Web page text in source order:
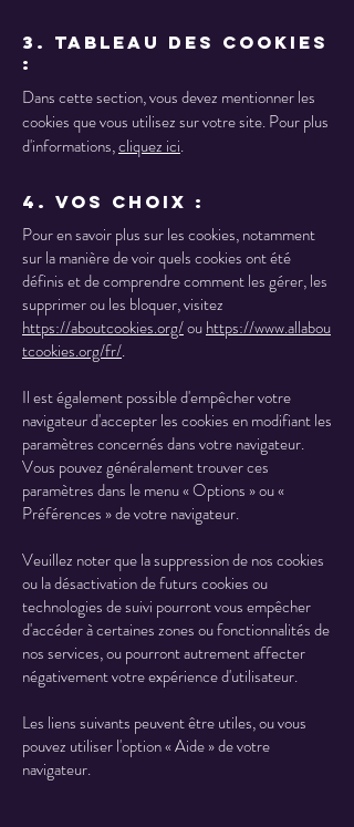
3. Tableau des cookies
:
Dans cette section, vous devez mentionner les
cookies que vous utilisez sur votre site. Pour plus
d'informations,cliquez ici.
4. Vos choix :
Pour en savoir plus sur les cookies, notamment
sur la manière de voir quels cookies ont été
définis et de comprendre comment les gérer, les
supprimer ou les bloquer, visitez
https://aboutcookies.org/ouhttps://www.allabou
tcookies.org/fr/.
Il est également possible d'empêcher votre
navigateur d'accepter les cookies en modifiant les
paramètres concernés dans votre navigateur.
Vous pouvez généralement trouver ces
paramètres dans le menu « Options » ou «
Préférences » de votre navigateur.
Veuillez noter que la suppression de nos cookies
ou la désactivation de futurs cookies ou
technologies de suivi pourront vous empêcher
d'accéder à certaines zones ou fonctionnalités de
nos services, ou pourront autrement affecter
négativement votre expérience d'utilisateur.
Les liens suivants peuvent être utiles, ou vous
pouvez utiliser l'option « Aide » de votre
navigateur.